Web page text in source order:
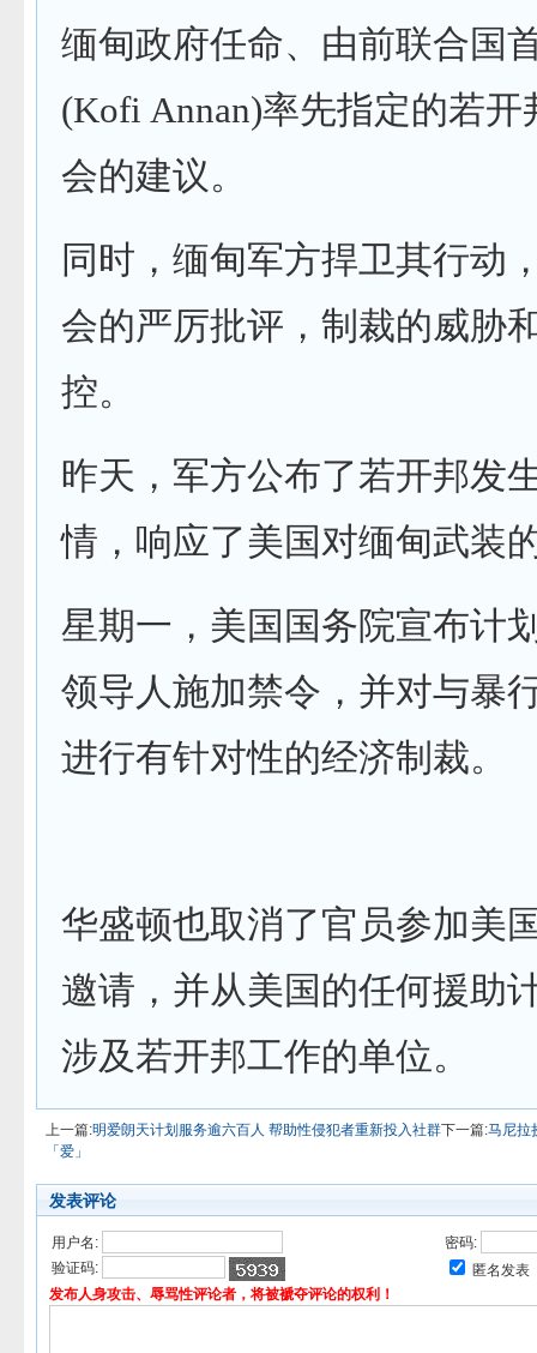
缅甸政府任命、由前联合国
(Kofi Annan)率先指定的若开
会的建议。
同时，缅甸军方捍卫其行动
会的严厉批评，制裁的威胁
控。
昨天，军方公布了若开邦发
情，响应了美国对缅甸武装
星期一，美国国务院宣布计
领导人施加禁令，并对与暴
进行有针对性的经济制裁。
华盛顿也取消了官员参加美
邀请，并从美国的任何援助
涉及若开邦工作的单位。
上一篇:明爱朗天计划服务逾六百人 帮助性侵犯者重新投入社群下一篇:马尼拉
「爱」
发表评论
用户名:
密码:
验证码:
匿名发表
发布人身攻击、辱骂性评论者，将被褫夺评论的权利！